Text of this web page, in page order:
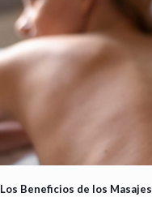
Los Beneficios de los